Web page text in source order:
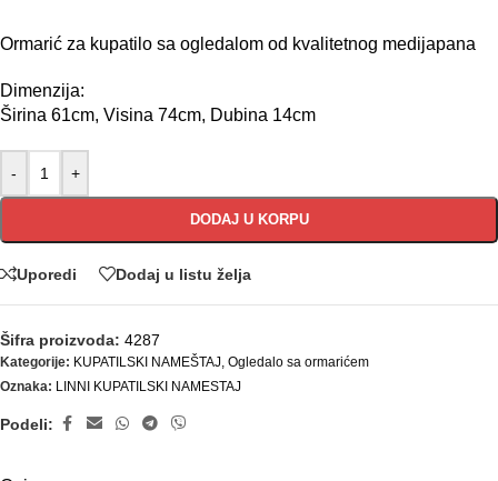
Ormarić za kupatilo sa ogledalom od kvalitetnog medijapana
Dimenzija:
Širina 61cm, Visina 74cm, Dubina 14cm
- +
DODAJ U KORPU
Uporedi Dodaj u listu želja
Šifra proizvoda: 4287
Kategorije: KUPATILSKI NAMEŠTAJ, Ogledalo sa ormarićem
Oznaka: LINNI KUPATILSKI NAMESTAJ
Podeli: